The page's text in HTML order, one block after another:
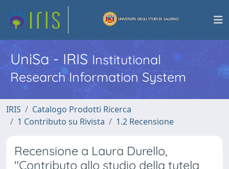
UniSa - IRISInstitutional
Research Information System
IRIS
Catalogo Prodotti Ricerca
1 Contributo su Rivista
1.2 Recensione
Recensione a Laura Durello,
"Contributo allo studio della tutela